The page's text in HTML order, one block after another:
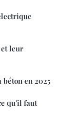
et leur
en 2025
qu'il faut